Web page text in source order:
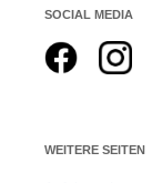
SOCIAL MEDIA
WEITERE SEITEN